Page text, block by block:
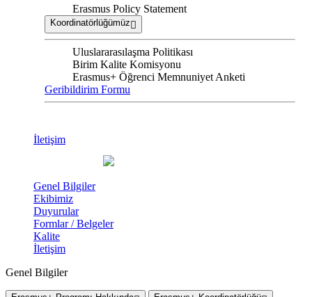
Erasmus Policy Statement
Koordinatörlüğümüz
Uluslararasılaşma Politikası
Birim Kalite Komisyonu
Erasmus+ Öğrenci Memnuniyet Anketi
Geribildirim Formu
İletişim
Genel Bilgiler
Ekibimiz
Duyurular
Formlar / Belgeler
Kalite
İletişim
Genel Bilgiler